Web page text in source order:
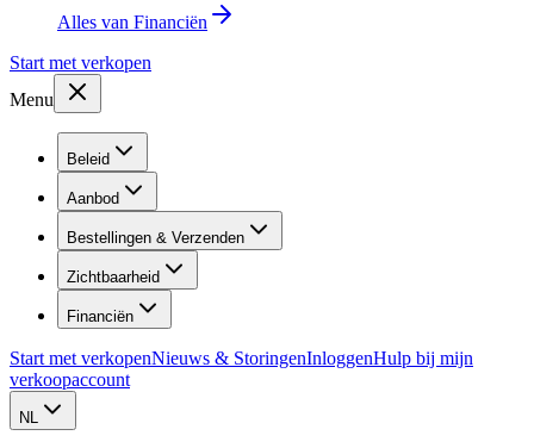
Alles van Financiën
Start met verkopen
Menu
Beleid
Aanbod
Bestellingen & Verzenden
Zichtbaarheid
Financiën
Start met verkopenNieuws & StoringenInloggenHulp bij mijn
verkoopaccount
NL